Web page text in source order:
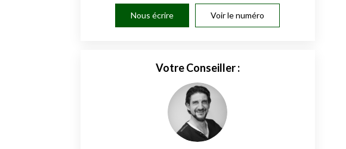
Nous écrire Voir le numéro
Votre Conseiller :